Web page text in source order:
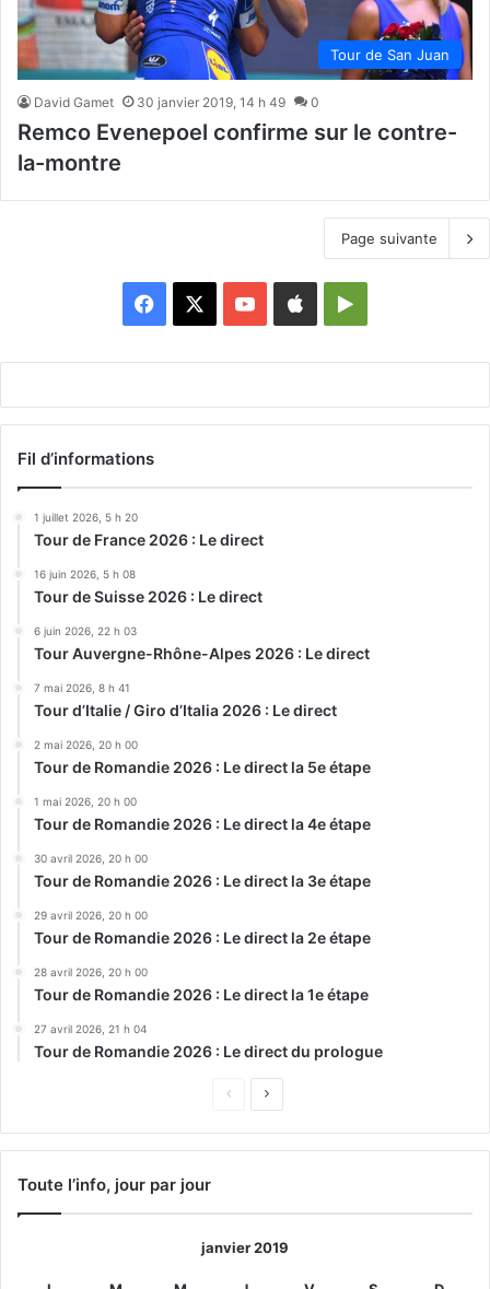
Tour de San Juan
David Gamet 30 janvier 2019, 14 h 49 0
Remco Evenepoel confirme sur le contre-
la-montre
Page suivante
Facebook YouTubeAppleGoogle
Fil d’informations
1 juillet 2026, 5 h 20
Tour de France 2026 : Le direct
16 juin 2026, 5 h 08
Tour de Suisse 2026 : Le direct
6 juin 2026, 22 h 03
Tour Auvergne-Rhône-Alpes 2026 : Le direct
7 mai 2026, 8 h 41
Tour d’Italie / Giro d’Italia 2026 : Le direct
2 mai 2026, 20 h 00
Tour de Romandie 2026 : Le direct la 5e étape
1 mai 2026, 20 h 00
Tour de Romandie 2026 : Le direct la 4e étape
30 avril 2026, 20 h 00
Tour de Romandie 2026 : Le direct la 3e étape
29 avril 2026, 20 h 00
Tour de Romandie 2026 : Le direct la 2e étape
28 avril 2026, 20 h 00
Tour de Romandie 2026 : Le direct la 1e étape
27 avril 2026, 21 h 04
Tour de Romandie 2026 : Le direct du prologue
Page
Page
Toute l’info, jour par jour
janvier 2019